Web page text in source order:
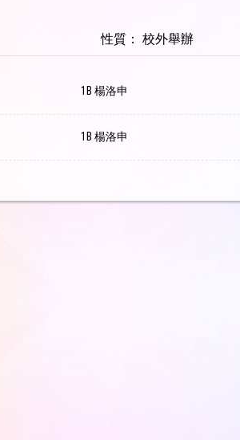
性質： 校外舉辦
1B 楊洛申
1B 楊洛申